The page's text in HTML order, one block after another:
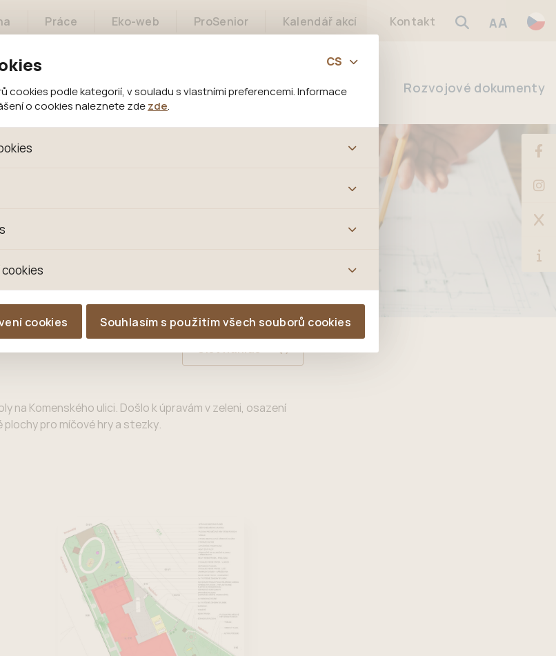
cookies podle kategorií, v souladu s vlastními preferencemi. Informace
o cookies naleznete zde zde.
nezbytné ke správnému chování našich webových stránek a všech
produktů v nákupním košíku, ovládání filtrů a také nastavení
společnosti Google Inc., která následně tato data
o osobní údaje, protože anonymizované cookies nelze přiřadit
k přizpůsobení našeho webu vašim potřebám a zájmům, což
nim můžeme nabídku přímo přizpůsobit vašim preferencím, což vám
produktů či jiným nedůležitým nabídkám.
cookies Souhlasím s použitím všech souborů cookies
Práce Eko-web ProSenior Kalendář akcí Kontakt AA
Městský architekt Manuál Rozvojové dokumenty
Číst nahlas
Komenského ulici. Došlo k úpravám v zeleni, osazení
plochy pro míčové hry a stezky.